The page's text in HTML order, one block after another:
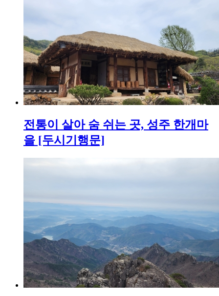
전통이 살아 숨 쉬는 곳, 성주 한개마
을 [두시기행문]